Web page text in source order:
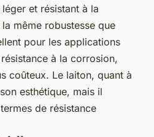
et résistant à la
même robustesse que
pour les applications
à la corrosion,
coûteux. Le laiton, quant à
esthétique, mais il
de résistance